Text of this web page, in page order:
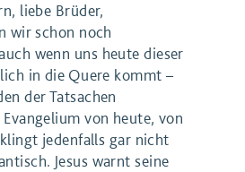
liebe Brüder,
wir schon noch
wenn uns heute dieser
in die Quere kommt –
der Tatsachen
von heute, von
jedenfalls gar nicht
Jesus warnt seine